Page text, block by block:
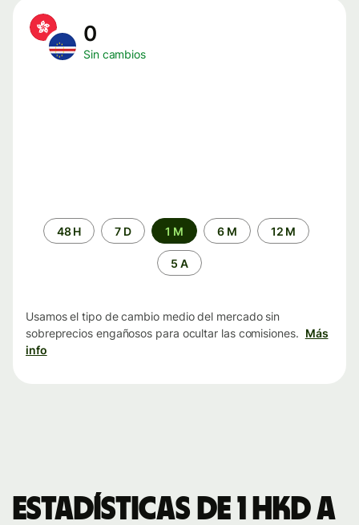
0
Sin cambios
Periodo48 H 7 D 1 M 6 M 12 M
5 A
Usamos el tipo de cambio medio del mercado sin
sobreprecios engañosos para ocultar las comisiones. Más
info
Estadísticas de 1 HKD a